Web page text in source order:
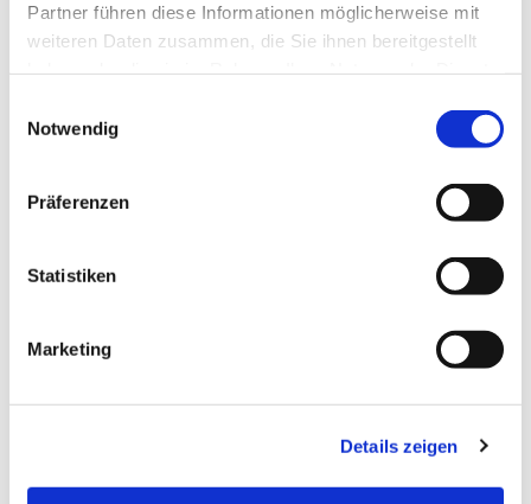
Partner führen diese Informationen möglicherweise mit
weiteren Daten zusammen, die Sie ihnen bereitgestellt
Notwendig
Präferenzen
Statistiken
Marketing
Details zeigen